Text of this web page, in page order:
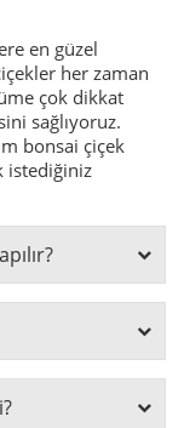
en güzel
her zaman
çok dikkat
sağlıyoruz.
bonsai çiçek
istediğiniz